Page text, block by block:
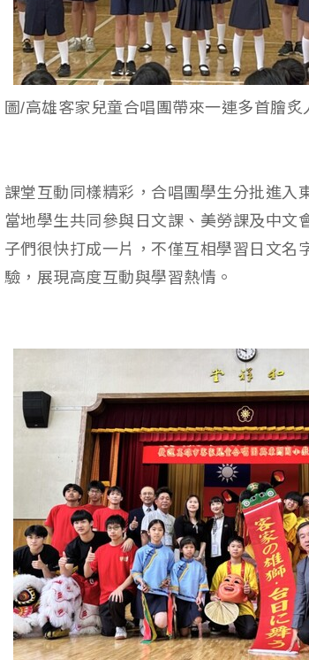
圖/高雄客家兒童合唱團帶來一連多首膾炙
課堂互動同樣精彩，合唱團學生分批進入
當地學生共同參與日文課、美勞課及中文
子們很快打成一片，不僅互相學習日文名
驗，展現高度互動與學習熱情。